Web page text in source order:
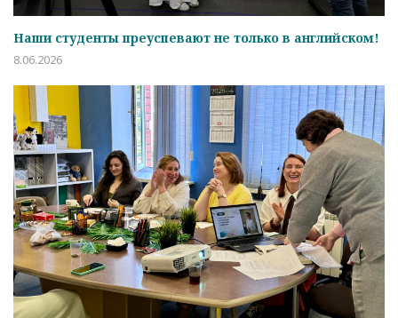
Наши студенты преуспевают не только в английском!
8.06.2026